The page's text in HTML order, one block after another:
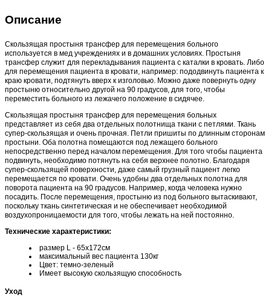
Описание
Скользящая простыня трансфер для перемещения больного
используется в мед учреждениях и в домашних условиях. Простыня
трансфер служит для перекладывания пациента с каталки в кровать. Либо
для перемещения пациента в кровати, например: пододвинуть пациента к
краю кровати, подтянуть вверх к изголовью. Можно даже повернуть одну
простыню относительно другой на 90 градусов, для того, чтобы
переместить больного из лежачего положение в сидячее.
Скользящая простыня трансфер для перемещения больных
представляет из себя два отдельных полотнища ткани с петлями. Ткань
супер-скользящая и очень прочная. Петли пришиты по длинным сторонам
простыни. Оба полотна помещаются под лежащего больного
непосредственно перед началом перемещения. Для того чтобы пациента
подвинуть, необходимо потянуть на себя верхнее полотно. Благодаря
супер-скользящей поверхности, даже самый грузный пациент легко
перемещается по кровати. Очень удобны два отдельных полотна для
поворота пациента на 90 градусов. Например, когда человека нужно
посадить. После перемещения, простыню из под больного вытаскивают,
поскольку ткань синтетическая и не обеспечивает необходимой
воздухопроницаемости для того, чтобы лежать на ней постоянно.
Технические характеристики:
размер L - 65х172см
максимальный вес пациента 130кг
Цвет: темно-зеленый
Имеет высокую скользящую способность
Уход